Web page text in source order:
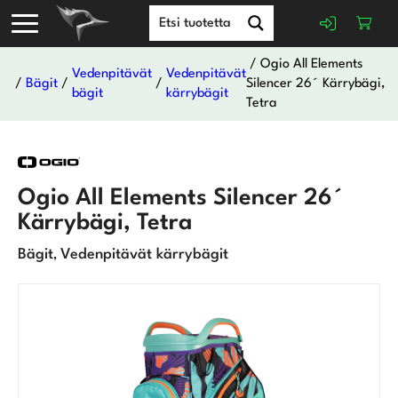
/Bägit /
Vedenpitävät
bägit
/
Vedenpitävät
kärrybägit
/ Ogio All Elements
Silencer 26´ Kärrybägi,
Tetra
Ogio All Elements Silencer 26´
Kärrybägi, Tetra
Bägit, Vedenpitävät kärrybägit